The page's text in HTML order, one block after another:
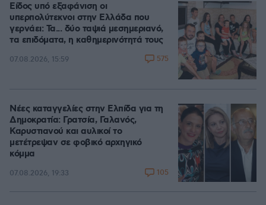
Είδος υπό εξαφάνιση οι
υπερπολύτεκνοι στην Ελλάδα που
γερνάει: Τα... δύο ταψιά μεσημεριανό,
τα επιδόματα, η καθημερινότητά τους
07.08.2026, 15:59 575
Νέες καταγγελίες στην Ελπίδα για τη
Δημοκρατία: Γρατσία, Γαλανός,
Καρυστιανού και αυλικοί το
μετέτρεψαν σε φοβικό αρχηγικό
κόμμα
07.08.2026, 19:33 105